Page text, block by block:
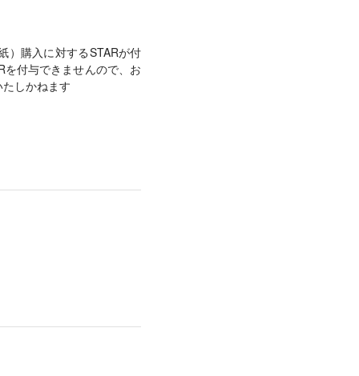
）購入に対するSTARが付
を付与できませんので、お
しかねます